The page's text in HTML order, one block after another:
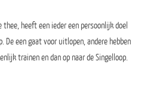
heeft een ieder een persoonlijk doel
een gaat voor uitlopen, andere hebben
trainen en dan op naar de Singelloop.